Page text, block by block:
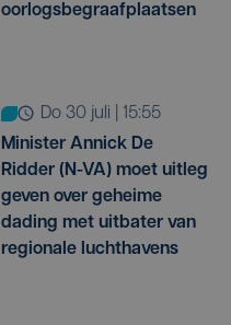
oorlogsbegraafplaatsen
do 30 juli | 15:55
Minister Annick De
Ridder (N-VA) moet uitleg
geven over geheime
dading met uitbater van
regionale luchthavens